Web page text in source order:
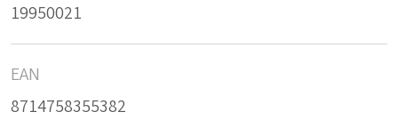
19950021
EAN
8714758355382